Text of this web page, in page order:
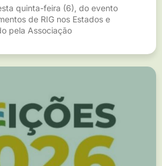
quinta-feira (6), do evento
de RIG nos Estados e
pela Associação